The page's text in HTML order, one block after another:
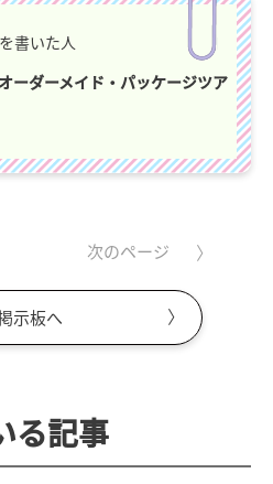
書いた人
オーダーメイド・パッケージツア
示板へ
次のページ
る記事